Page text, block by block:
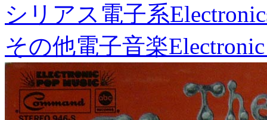
シリアス電子系
その他電子音楽